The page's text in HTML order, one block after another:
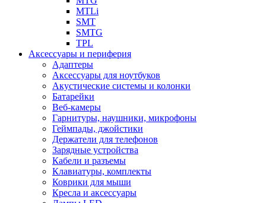
MTLi
SMT
SMTG
TPL
Аксессуары и периферия
Адаптеры
Аксессуары для ноутбуков
Акустические системы и колонки
Батарейки
Веб-камеры
Гарнитуры, наушники, микрофоны
Геймпады, джойстики
Держатели для телефонов
Зарядные устройства
Кабели и разъемы
Клавиатуры, комплекты
Коврики для мыши
Кресла и аксессуары